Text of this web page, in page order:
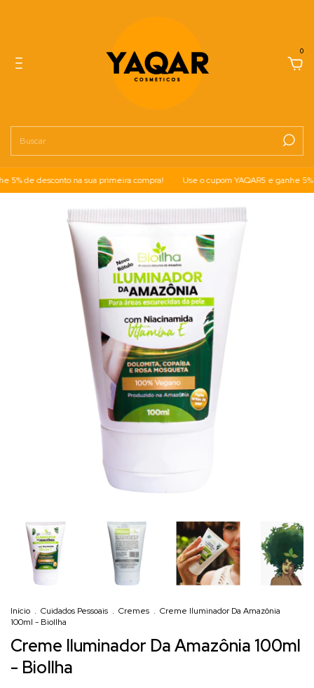
0
de desconto na sua primeira compra! Use o cupom YAQAR5 e ganhe 5%
Início . Cuidados Pessoais . Cremes . Creme Iluminador Da Amazônia
100ml - BioIlha
Creme Iluminador Da Amazônia 100ml
- BioIlha